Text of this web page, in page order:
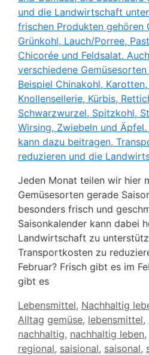
Jeden Monat teilen wir hier
Gemüsesorten gerade
besonders frisch und
Saisonkalender kann dabei
Landwirtschaft zu
Transportkosten zu
Februar? Frisch gibt es im
gibt es
Kategorien
Lebensmittel, Nachhaltig
Alltag Schlagwörter
gemüse, lebensmittel,
nachhaltig, nachhaltig leben,
regional, saisional, saisonal,